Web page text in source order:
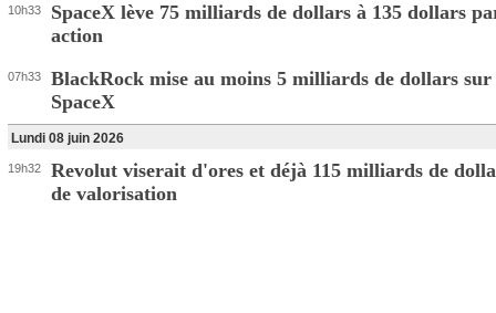
10h33
SpaceX lève 75 milliards de dollars à 135 dollars
action
07h33
BlackRock mise au moins 5 milliards de dollars sur
SpaceX
Lundi 08 juin 2026
19h32
Revolut viserait d'ores et déjà 115 milliards de
de valorisation